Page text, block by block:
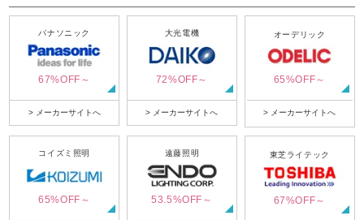
パナソニック
67%OFF～
> メーカーサイトへ
大光電機
72%OFF～
> メーカーサイトへ
オーデリック
65%OFF～
> メーカーサイトへ
コイズミ照明
65%OFF～
遠藤照明
53.5%OFF～
東芝ライテック
67%OFF～